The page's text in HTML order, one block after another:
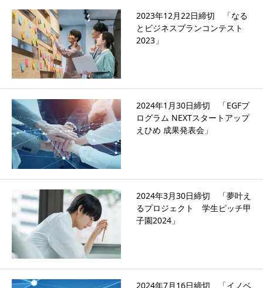
2023年12月22日締切 「なる
とビジネスプランコンテスト
2023」
2024年1月30日締切 「EGFプ
ログラム NEXTスタートアップ
えひめ 成果発表会」
2024年3月30日締切 「夢叶え
るプロジェクト 学生ピッチ甲
子園2024」
2024年7月16日締切 「イノベ